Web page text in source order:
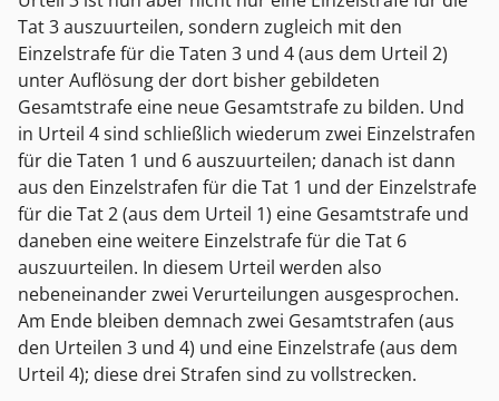
Tat 3 auszuurteilen, sondern zugleich mit den
Einzelstrafe für die Taten 3 und 4 (aus dem Urteil 2)
unter Auflösung der dort bisher gebildeten
Gesamtstrafe eine neue Gesamtstrafe zu bilden. Und
in Urteil 4 sind schließlich wiederum zwei Einzelstrafen
für die Taten 1 und 6 auszuurteilen; danach ist dann
aus den Einzelstrafen für die Tat 1 und der Einzelstrafe
für die Tat 2 (aus dem Urteil 1) eine Gesamtstrafe und
daneben eine weitere Einzelstrafe für die Tat 6
auszuurteilen. In diesem Urteil werden also
nebeneinander zwei Verurteilungen ausgesprochen.
Am Ende bleiben demnach zwei Gesamtstrafen (aus
den Urteilen 3 und 4) und eine Einzelstrafe (aus dem
Urteil 4); diese drei Strafen sind zu vollstrecken.